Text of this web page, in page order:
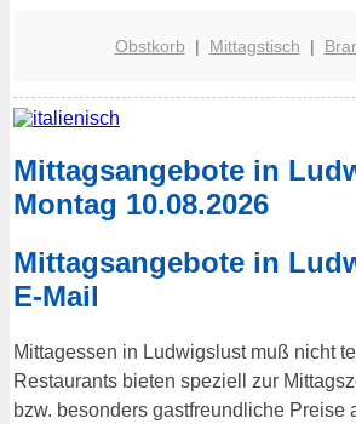
Obstkorb | Mittagstisch |
Mittagsangebote in
Montag 10.08.2026
Mittagsangebote in
E-Mail
Mittagessen in Ludwigslust muß nicht
Restaurants bieten speziell zur
bzw. besonders gastfreundliche Preise